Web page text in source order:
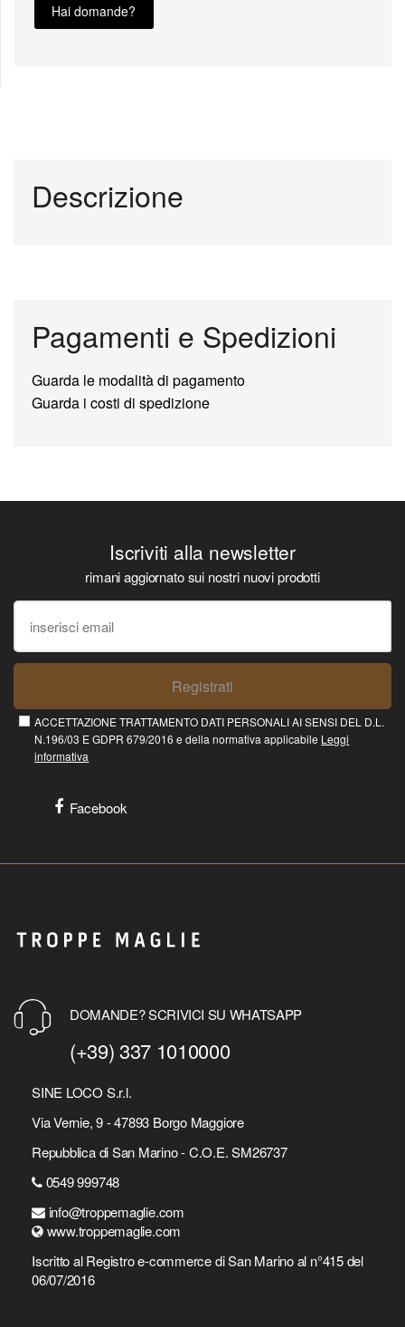
Hai domande?
Descrizione
Pagamenti e Spedizioni
Guarda le modalità di pagamento
Guarda i costi di spedizione
Iscriviti alla newsletter
rimani aggiornato sui nostri nuovi prodotti
Registrati
ACCETTAZIONE TRATTAMENTO DATI PERSONALI AI SENSI DEL D.L.
N.196/03 E GDPR 679/2016 e della normativa applicabile Leggi
informativa
Facebook
DOMANDE? SCRIVICI SU WHATSAPP
(+39) 337 1010000
SINE LOCO S.r.l.
Via Vernie, 9 - 47893 Borgo Maggiore
Repubblica di San Marino - C.O.E. SM26737
0549 999748
info@troppemaglie.com
www.troppemaglie.com
Iscritto al Registro e-commerce di San Marino al n°415 del
06/07/2016